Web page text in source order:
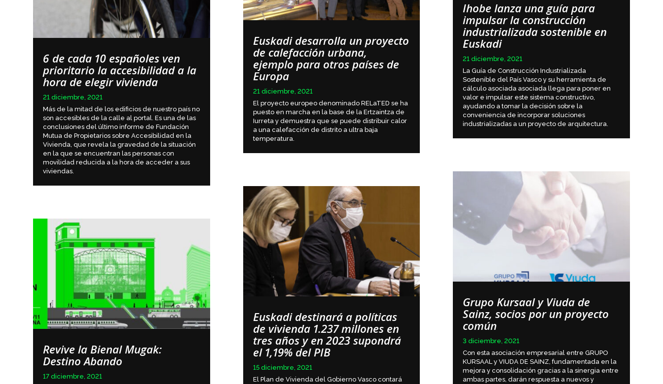
6 de cada 10 españoles ven
prioritario la accesibilidad a la
hora de elegir vivienda
21 diciembre, 2021
Más de la mitad de los edificios de nuestro país no
son accesibles de la calle al portal. Es una de las
conclusiones del último informe de Fundación
Mutua de Propietarios sobre Accesibilidad en la
Vivienda, que revela la gravedad de la situación
en la que se encuentran las personas con
movilidad reducida a la hora de acceder a sus
viviendas.
Revive la Bienal Mugak:
Destino Abando
17 diciembre, 2021
Euskadi desarrolla un proyecto
de calefacción urbana,
ejemplo para otros países de
Europa
21 diciembre, 2021
El proyecto europeo denominado RELaTED se ha
puesto en marcha en la base de la Ertzaintza de
Iurreta y demuestra que se puede distribuir calor
a una calefacción de distrito a ultra baja
temperatura.
Euskadi destinará a políticas
de vivienda 1.237 millones en
tres años y en 2023 supondrá
el 1,19% del PIB
15 diciembre, 2021
El Plan de Vivienda del Gobierno Vasco contará
Ihobe lanza una guía para
impulsar la construcción
industrializada sostenible en
Euskadi
21 diciembre, 2021
La Guía de Construcción Industrializada
Sostenible del País Vasco y su herramienta de
cálculo asociada asociada llega para poner en
valor e impulsar este sistema constructivo,
ayudando a tomar la decisión sobre la
conveniencia de incorporar soluciones
industrializadas a un proyecto de arquitectura.
Grupo Kursaal y Viuda de
Sainz, socios por un proyecto
común
3 diciembre, 2021
Con esta asociación empresarial entre GRUPO
KURSAAL y VIUDA DE SAINZ, fundamentada en la
mejora y consolidación gracias a la sinergia entre
ambas partes, darán respuesta a nuevos y